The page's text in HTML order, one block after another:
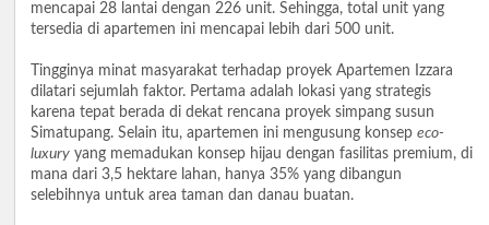
mencapai 28 lantai dengan 226 unit. Sehingga, total unit yang
tersedia di apartemen ini mencapai lebih dari 500 unit.
Tingginya minat masyarakat terhadap proyek Apartemen Izzara
dilatari sejumlah faktor. Pertama adalah lokasi yang strategis
karena tepat berada di dekat rencana proyek simpang susun
Simatupang. Selain itu, apartemen ini mengusung konsep eco-
luxury yang memadukan konsep hijau dengan fasilitas premium, di
mana dari 3,5 hektare lahan, hanya 35% yang dibangun
selebihnya untuk area taman dan danau buatan.